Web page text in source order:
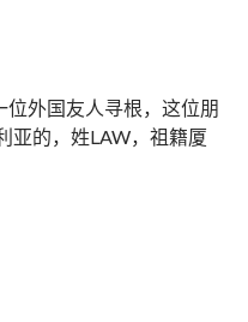
外国友人寻根，这位朋
亚的，姓LAW，祖籍厦